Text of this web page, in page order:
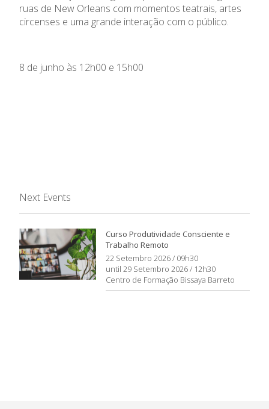
ruas de New Orleans com momentos teatrais, artes
circenses e uma grande interação com o público.
8 de junho às 12h00 e 15h00
Next Events
Curso Produtividade Consciente e
Trabalho Remoto
22 Setembro 2026 / 09h30
until 29 Setembro 2026 / 12h30
Centro de Formação Bissaya Barreto